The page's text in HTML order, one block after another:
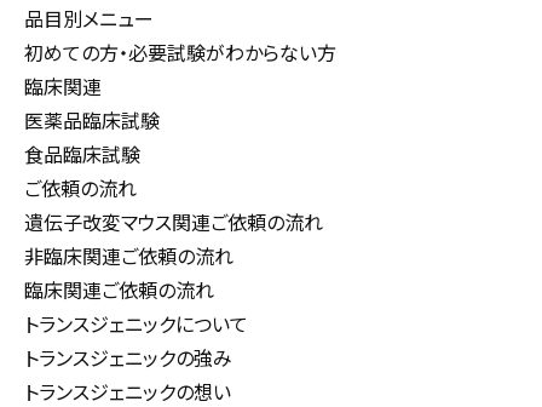
品目別メニュー
初めての方・必要試験がわからない方
臨床関連
医薬品臨床試験
食品臨床試験
ご依頼の流れ
遺伝子改変マウス関連ご依頼の流れ
非臨床関連ご依頼の流れ
臨床関連ご依頼の流れ
トランスジェニックについて
トランスジェニックの強み
トランスジェニックの想い